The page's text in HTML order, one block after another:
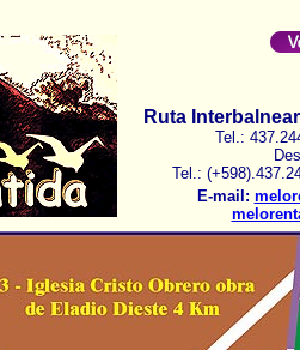
Ruta
Tel.:
Tel.:
E-mail: